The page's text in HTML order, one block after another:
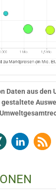
Daten aus den